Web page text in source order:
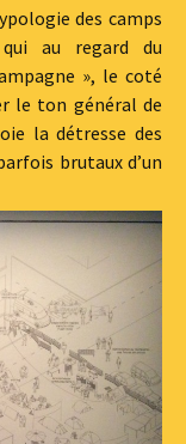
des camps
qui au regard du
», le coté
le ton général de
la détresse des
brutaux d’un